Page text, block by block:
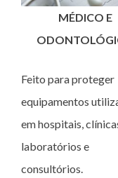
MÉDICO E
Feito para proteger
equipamentos
em hospitais,
laboratórios e
consultórios.